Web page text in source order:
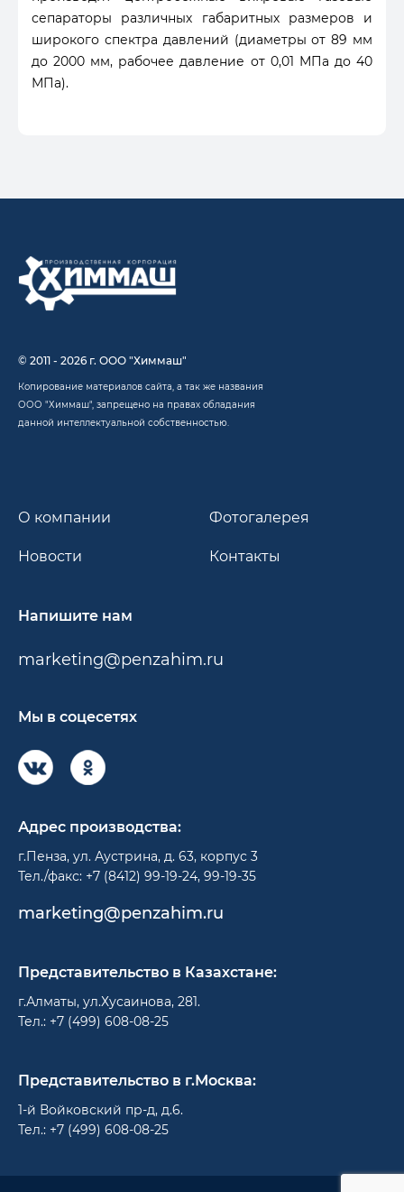
сепараторы различных габаритных размеров и
широкого спектра давлений (диаметры от 89 мм
до 2000 мм, рабочее давление от 0,01 МПа до 40
МПа).
© 2011 - 2026 г. ООО "Химмаш"
Копирование материалов сайта, а так же названия
ООО "Химмаш", запрещено на правах обладания
данной интеллектуальной собственностью.
О компании
Новости
Фотогалерея
Контакты
Напишите нам
marketing@penzahim.ru
Мы в соцесетях
Адрес производства:
г.Пенза, ул. Аустрина, д. 63, корпус 3
Тел./факс: +7 (8412) 99-19-24, 99-19-35
marketing@penzahim.ru
Представительство в Казахстане:
г.Алматы, ул.Хусаинова, 281.
Тел.: +7 (499) 608-08-25
Представительство в г.Москва:
1-й Войковский пр-д, д.6.
Тел.: +7 (499) 608-08-25